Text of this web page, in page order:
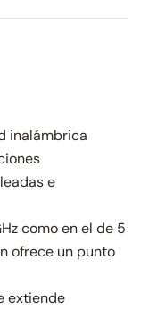
inalámbrica
e
como en el de 5
ofrece un punto
extiende